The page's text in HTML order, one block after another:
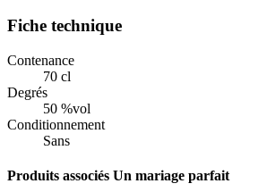
Fiche technique
Contenance
70 cl
Degrés
50 %vol
Conditionnement
Sans
Produits associés Un mariage parfait